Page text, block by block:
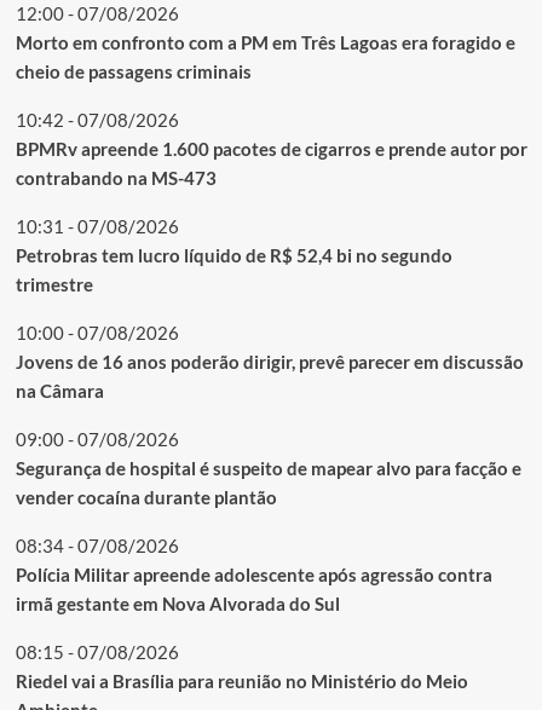
12:00 - 07/08/2026
Morto em confronto com a PM em Três Lagoas era foragido e
cheio de passagens criminais
10:42 - 07/08/2026
BPMRv apreende 1.600 pacotes de cigarros e prende autor por
contrabando na MS-473
10:31 - 07/08/2026
Petrobras tem lucro líquido de R$ 52,4 bi no segundo
trimestre
10:00 - 07/08/2026
Jovens de 16 anos poderão dirigir, prevê parecer em discussão
na Câmara
09:00 - 07/08/2026
Segurança de hospital é suspeito de mapear alvo para facção e
vender cocaína durante plantão
08:34 - 07/08/2026
Polícia Militar apreende adolescente após agressão contra
irmã gestante em Nova Alvorada do Sul
08:15 - 07/08/2026
Riedel vai a Brasília para reunião no Ministério do Meio